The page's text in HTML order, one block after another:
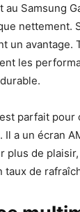
au Samsung
nettement.
un avantage.
les
parfait pour
a un écran
plus de
taux de